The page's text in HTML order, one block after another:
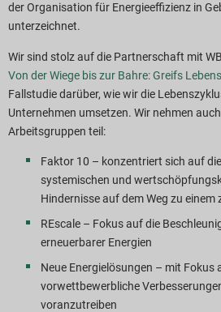
der Organisation für Energieeffizienz in
unterzeichnet.
Wir sind stolz auf die Partnerschaft mit
Von der Wiege bis zur Bahre: Greifs
Fallstudie darüber, wie wir die
Unternehmen umsetzen. Wir nehmen
Arbeitsgruppen teil:
Faktor 10 – konzentriert sich auf
systemischen und
Hindernisse auf dem Weg zu einem
REscale – Fokus auf die
erneuerbarer Energien
Neue Energielösungen – mit Fokus
vorwettbewerbliche
voranzutreiben